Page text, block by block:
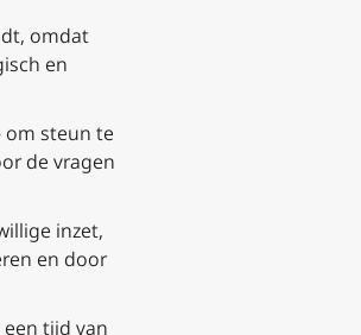
omdat
en
om steun te
de vragen
inzet,
en door
tijd van